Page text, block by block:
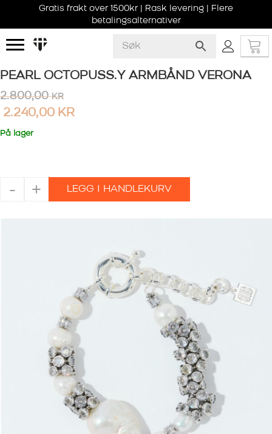
Gratis frakt over 1500kr | Rask levering | Flere
betalingsalternativer
PEARL OCTOPUSS.Y ARMBÅND VERONA
2.800,00KR
2.240,00 KR
På lager
-
OCTOPUSS.Y
+ LEGG I HANDLEKURV